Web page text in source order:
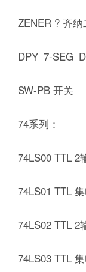
ZENER ? 齐
DPY_7-
SW-PB 开关
74系列：
74LS00 TTL 2
74LS01 TTL
74LS02 TTL 2
74LS03 TTL